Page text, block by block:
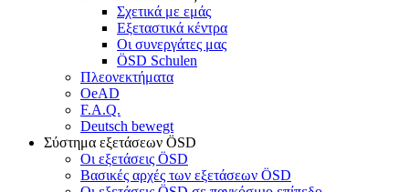
Σχετικά με εμάς
Εξεταστικά κέντρα
Οι συνεργάτες μας
ÖSD Schulen
Πλεονεκτήματα
OeAD
F.A.Q.
Deutsch bewegt
Σύστημα εξετάσεων ÖSD
Οι εξετάσεις ÖSD
Βασικές αρχές των εξετάσεων ÖSD